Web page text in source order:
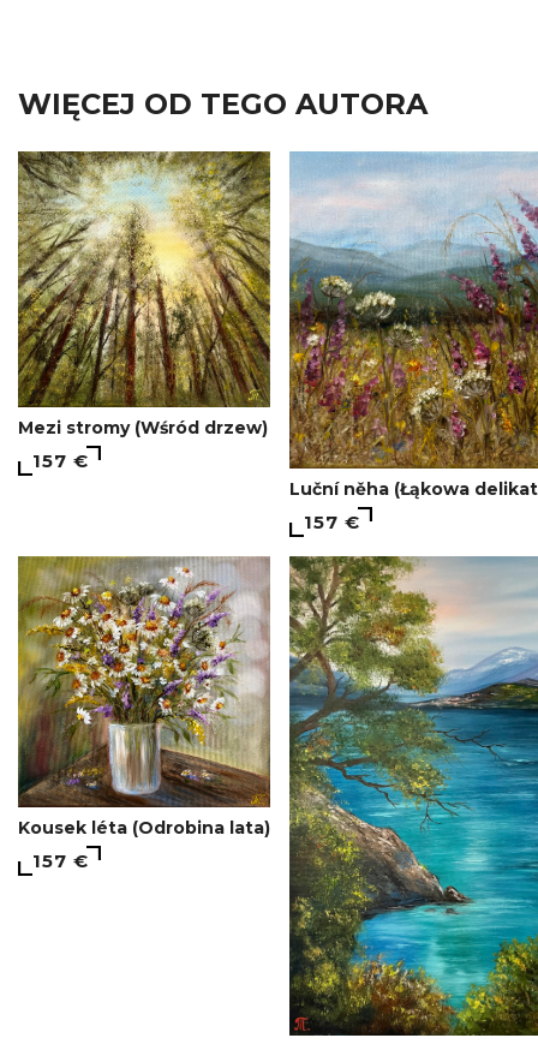
WIĘCEJ OD TEGO AUTORA
Mezi stromy (Wśród drzew)
157 €
Luční něha (Łąkowa
157 €
Kousek léta (Odrobina lata)
157 €